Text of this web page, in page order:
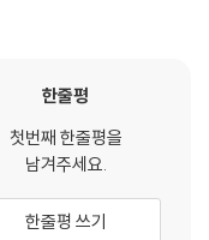
둘 수 없다. 저자는 첫째
차를 놀이터에 잠시 세워
외침과 함께 아동 방임범
. 우리가 그것을 주의깊게
글이라니, 이 시리즈의
뛰어나고, 매력적이며,
한줄평
첫번째 한줄평을
남겨주세요.
한줄평 쓰기